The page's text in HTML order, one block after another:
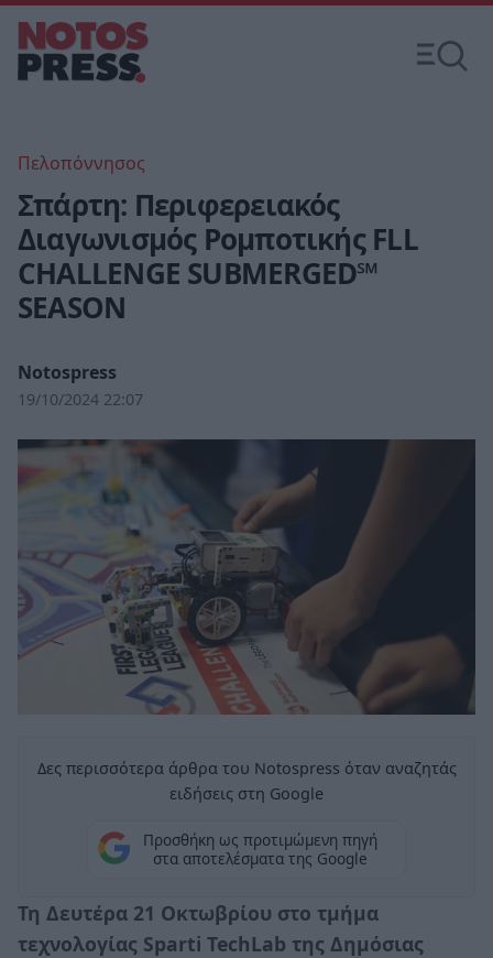
Πελοπόννησος
Σπάρτη: Περιφερειακός
Διαγωνισμός Ρομποτικής FLL
CHALLENGE SUBMERGED℠
SEASON
Notospress
19/10/2024 22:07
Δες περισσότερα άρθρα του Notospress όταν αναζητάς
ειδήσεις στη Google
Προσθήκη ως προτιμώμενη πηγή
στα αποτελέσματα της Google
Τη Δευτέρα 21 Οκτωβρίου στο τμήμα
τεχνολογίας Sparti TechLab της Δημόσιας